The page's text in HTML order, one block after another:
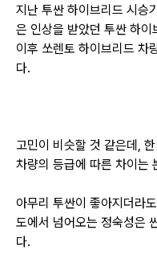
지난 투싼 하이브리드 시승
은 인상을 받았던 투싼 하
이후 쏘렌토 하이브리드 차
다.
고민이 비슷할 것 같은데,
차량의 등급에 따른 차이는
아무리 투싼이 좋아지더라
도에서 넘어오는 정숙성은
다.